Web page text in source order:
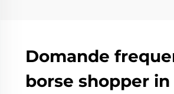
Domande
borse shopper